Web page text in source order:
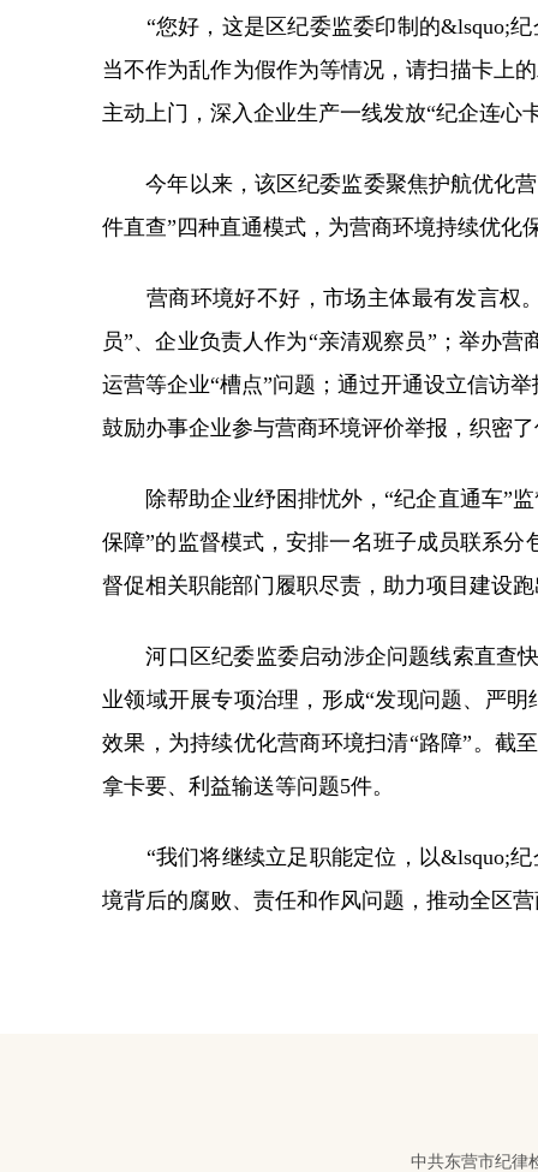
“您好，这是区纪委监委印制的&lsquo;纪
当不作为乱作为假作为等情况，请扫描卡上
主动上门，深入企业生产一线发放“纪企连心
今年以来，该区纪委监委聚焦护航优化营
件直查”四种直通模式，为营商环境持续优化
营商环境好不好，市场主体最有发言权。
员”、企业负责人作为“亲清观察员”；举办
运营等企业“槽点”问题；通过开通设立信访
鼓励办事企业参与营商环境评价举报，织密
除帮助企业纾困排忧外，“纪企直通车”监
保障”的监督模式，安排一名班子成员联系
督促相关职能部门履职尽责，助力项目建设跑
河口区纪委监委启动涉企问题线索直查快
业领域开展专项治理，形成“发现问题、严
效果，为持续优化营商环境扫清“路障”。截
拿卡要、利益输送等问题5件。
“我们将继续立足职能定位，以&lsquo;纪
境背后的腐败、责任和作风问题，推动全区
中共东营市纪